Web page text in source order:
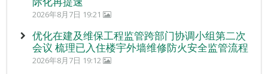
2026年8月7日 19:21
优化在建及维保工程监管跨部门协调小组第二次
会议 梳理已入住楼宇外墙维修防火安全监管流程
2026年8月7日 19:12